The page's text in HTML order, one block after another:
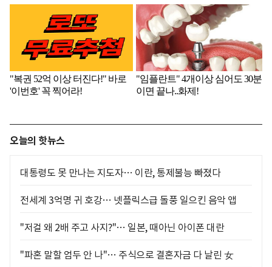
오늘의 핫뉴스
대통령도 못 만나는 지도자… 이란, 통제불능 빠졌다
전세계 3억명 귀 호강… 넷플릭스급 돌풍 일으킨 음악 앱
"저걸 왜 2배 주고 사지?"… 일본, 때아닌 아이폰 대란
"파혼 말할 엄두 안 나"… 주식으로 결혼자금 다 날린 女